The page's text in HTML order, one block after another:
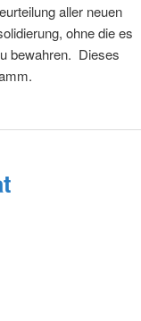
aller neuen
ohne die es
bewahren. Dieses